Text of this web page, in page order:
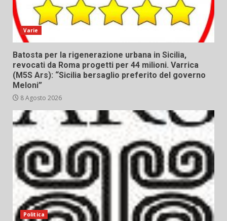
Varie
Batosta per la rigenerazione urbana in Sicilia,
revocati da Roma progetti per 44 milioni. Varrica
(M5S Ars): “Sicilia bersaglio preferito del governo
Meloni”
8 Agosto 2026
Politica